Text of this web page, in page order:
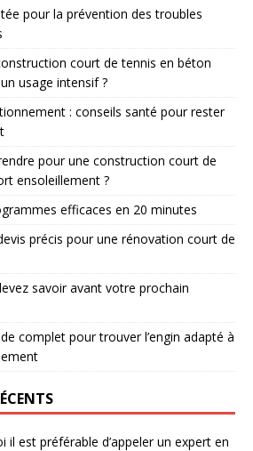
pour la prévention des troubles
court de tennis en béton
usage intensif ?
: conseils santé pour rester
pour une construction court de
ensoleillement ?
efficaces en 20 minutes
précis pour une rénovation court de
savoir avant votre prochain
complet pour trouver l’engin adapté à
il est préférable d’appeler un expert en